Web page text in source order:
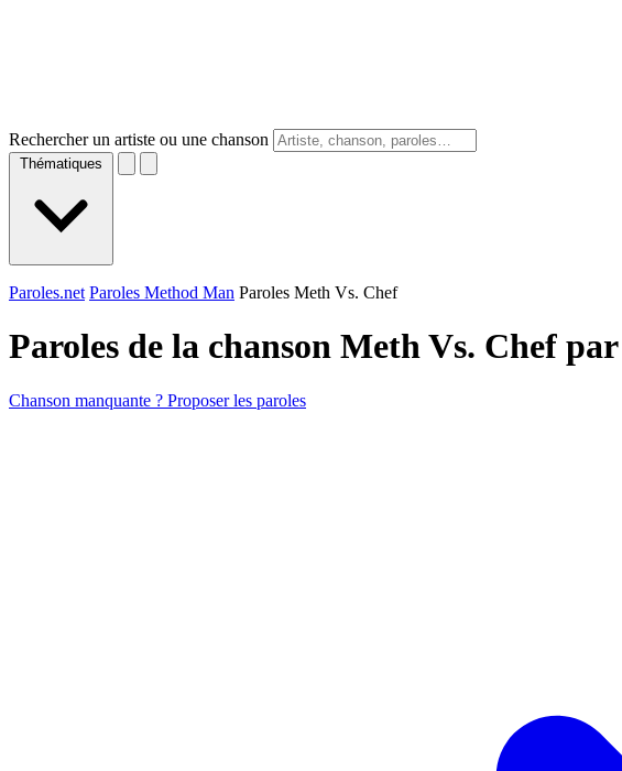
Rechercher un artiste ou une chanson
Thématiques
Paroles.net Paroles Method Man Paroles Meth Vs. Chef
Paroles de la chanson Meth Vs. Chef par
Chanson manquante ? Proposer les paroles